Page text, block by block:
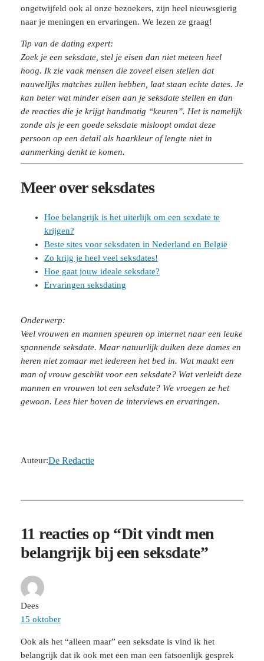
ongetwijfeld ook al onze bezoekers, zijn heel nieuwsgierig
naar je meningen en ervaringen. We lezen ze graag!
Tip van de dating expert:
Zoek je een seksdate, stel je eisen dan niet meteen heel
hoog. Ik zie vaak mensen die zoveel eisen stellen dat
nauwelijks matches zullen hebben, laat staan echte dates. Je
kan beter wat minder eisen aan je seksdate stellen en dan
de reacties die je krijgt handmatig “keuren”. Het is namelijk
zonde als je een goede seksdate misloopt omdat deze
persoon op een detail als haarkleur of lengte niet in
aanmerking denkt te komen.
Meer over seksdates
Hoe belangrijk is het uiterlijk om een sexdate te
krijgen?
Beste sites voor seksdaten in Nederland en België
Zo krijg je heel veel seksdates!
Hoe gaat jouw ideale seksdate?
Ervaringen seksdating
Onderwerp:
Veel vrouwen en mannen speuren op internet naar een leuke
spannende seksdate. Maar natuurlijk duiken deze dames en
heren niet zomaar met iedereen het bed in. Wat maakt een
man of vrouw geschikt voor een seksdate? Wat verleidt deze
mannen en vrouwen tot een seksdate? We vroegen ze het
gewoon. Lees hier boven de interviews en ervaringen.
Auteur:De Redactie
11 reacties op “Dit vindt men
belangrijk bij een seksdate”
Dees
15 oktober
Ook als het “alleen maar” een seksdate is vind ik het
belangrijk dat ik ook met een man een fatsoenlijk gesprek